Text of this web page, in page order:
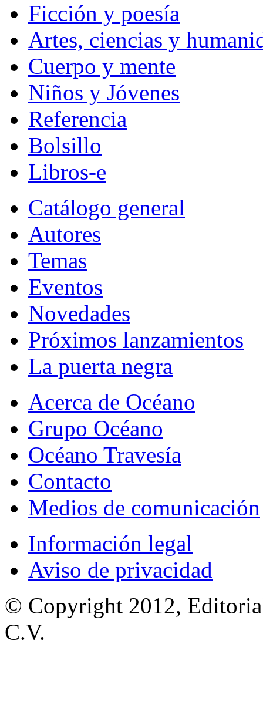
Ficción y poesía
Artes, ciencias y
Cuerpo y mente
Niños y Jóvenes
Referencia
Bolsillo
Libros-e
Catálogo general
Autores
Temas
Eventos
Novedades
Próximos lanzamientos
La puerta negra
Acerca de Océano
Grupo Océano
Océano Travesía
Contacto
Medios de comunicación
Información legal
Aviso de privacidad
© Copyright 2012,
C.V.